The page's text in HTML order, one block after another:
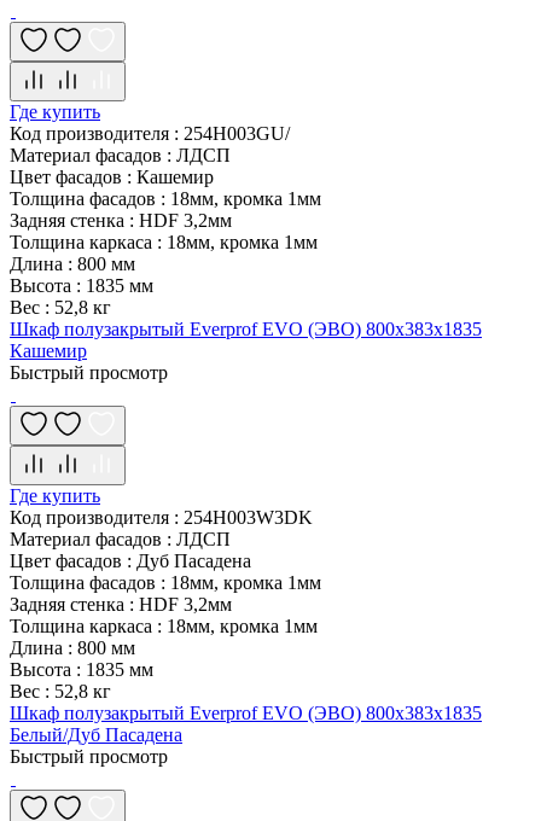
Где купить
Код производителя : 254H003GU/
Материал фасадов : ЛДСП
Цвет фасадов : Кашемир
Толщина фасадов : 18мм, кромка 1мм
Задняя стенка : HDF 3,2мм
Толщина каркаса : 18мм, кромка 1мм
Длина : 800 мм
Высота : 1835 мм
Вес : 52,8 кг
Шкаф полузакрытый Everprof EVO (ЭВО) 800х383x1835
Кашемир
Быстрый просмотр
Где купить
Код производителя : 254H003W3DK
Материал фасадов : ЛДСП
Цвет фасадов : Дуб Пасадена
Толщина фасадов : 18мм, кромка 1мм
Задняя стенка : HDF 3,2мм
Толщина каркаса : 18мм, кромка 1мм
Длина : 800 мм
Высота : 1835 мм
Вес : 52,8 кг
Шкаф полузакрытый Everprof EVO (ЭВО) 800х383x1835
Белый/Дуб Пасадена
Быстрый просмотр